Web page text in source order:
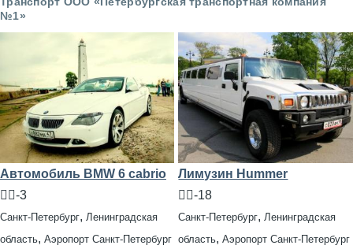
№1»
Автомобиль BMW 6 cabrio
🧍‍♂️-3
Санкт-Петербург, Ленинградская
область, Аэропорт Санкт-Петербург
Лимузин Hummer
🧍‍♂️-18
Санкт-Петербург, Ленинградская
область,Аэропорт Санкт-Петербург